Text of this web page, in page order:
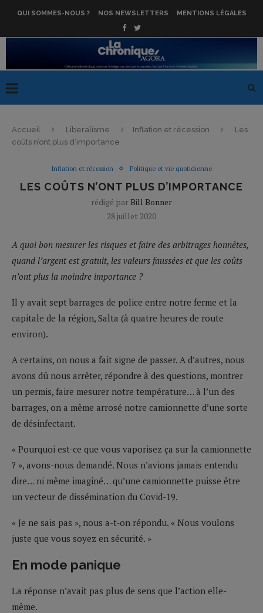
QUI SOMMES-NOUS ? NOS NEWSLETTERS MENTIONS LÉGALES
Accueil Liberalisme Inflation et récession
Les
coûts n’ont plus d’importance
Inflation et récession Politique et vie quotidienne
LES COÛTS N’ONT PLUS D’IMPORTANCE
rédigé par Bill Bonner
28 juillet 2020
A quoi bon mesurer les risques et faire des arbitrages honnêtes,
quand l’argent est gratuit, les valeurs faussées et que les coûts
n’ont plus la moindre importance ?
Il y avait sept barrages de police entre notre ferme et la
capitale de la région, Salta (à quatre heures de route
environ).
A certains, on nous a fait signe de passer. A d’autres, nous
avons dû nous arrêter, répondre à des questions, montrer
un permis, faire mesurer notre température… à l’un des
barrages, on a même arrosé notre camionnette d’une sorte
de désinfectant.
« Pourquoi est-ce que vous vaporisez ça sur la camionnette
? », avons-nous demandé. Nous n’avions jamais entendu
dire… ni même imaginé… qu’une camionnette puisse être
un vecteur de dissémination du Covid-19.
« Je ne sais pas », nous a-t-on répondu. « Nous voulons
juste que vous soyez en sécurité. »
En mode panique
La réponse n’avait pas plus de sens que l’action elle-
même.